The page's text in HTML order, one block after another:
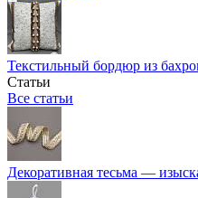
Текстильный бордюр из
Статьи
Все статьи
Декоративная тесьма —